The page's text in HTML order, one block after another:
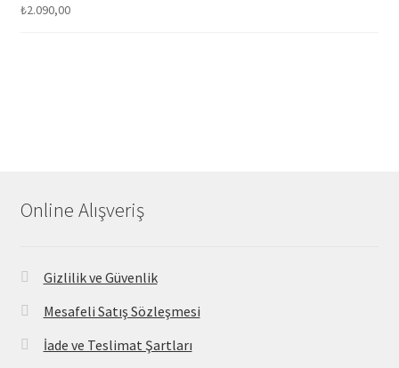
₺2.090,00
Online Alışveriş
Gizlilik ve Güvenlik
Mesafeli Satış Sözleşmesi
İade ve Teslimat Şartları